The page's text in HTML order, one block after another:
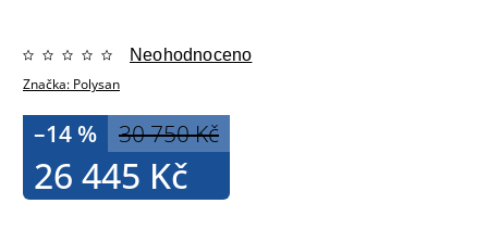
Značka: Polysan
Neohodnoceno
30 750 Kč
–14 %
26 445 Kč